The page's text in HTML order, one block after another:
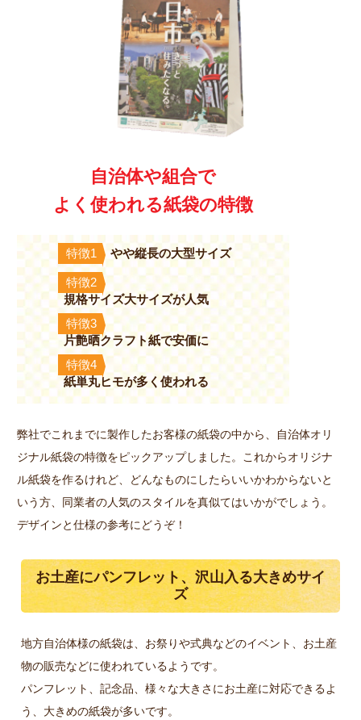
自治体や組合で
よく使われる紙袋の特徴
特徴1 やや縦長の大型サイズ
特徴2
規格サイズ大サイズが人気
特徴3
片艶晒クラフト紙で安価に
特徴4
紙単丸ヒモが多く使われる
弊社でこれまでに製作したお客様の紙袋の中から、自治体オリ
ジナル紙袋の特徴をピックアップしました。これからオリジナ
ル紙袋を作るけれど、どんなものにしたらいいかわからないと
いう方、同業者の人気のスタイルを真似てはいかがでしょう。
デザインと仕様の参考にどうぞ！
お土産にパンフレット、沢山入る大きめサイ
ズ
地方自治体様の紙袋は、お祭りや式典などのイベント、お土産
物の販売などに使われているようです。
パンフレット、記念品、様々な大きさにお土産に対応できるよ
う、大きめの紙袋が多いです。